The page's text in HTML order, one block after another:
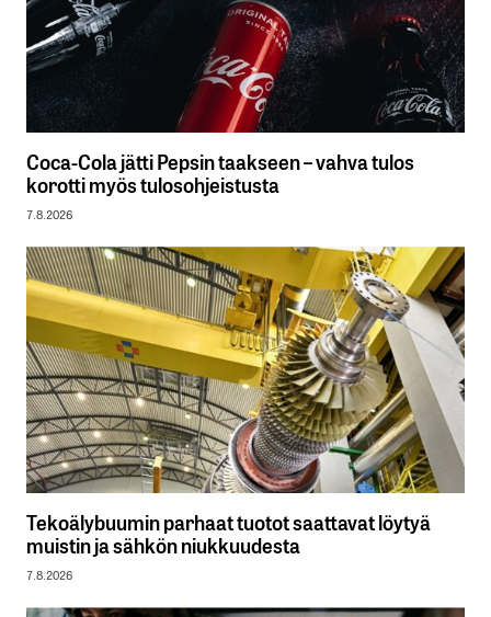
Coca-Cola jätti Pepsin taakseen – vahva tulos
korotti myös tulosohjeistusta
7.8.2026
Tekoälybuumin parhaat tuotot saattavat löytyä
muistin ja sähkön niukkuudesta
7.8.2026